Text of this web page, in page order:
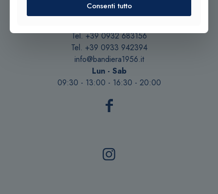
Contattaci qui
Tel. +39 0932 683156
Tel. +39 0933 942394
info@bandiera1956.it
Lun - Sab
09:30 - 13:00 - 16:30 - 20:00
Consenti tutto